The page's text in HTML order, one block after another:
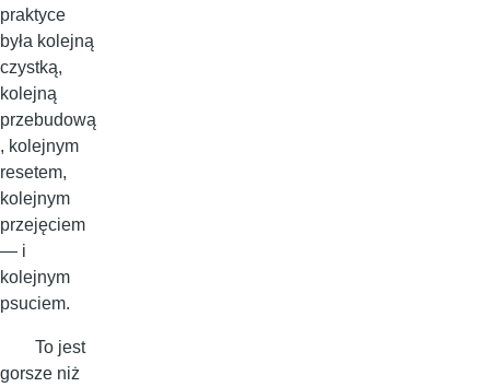
praktyce
była kolejną
czystką,
kolejną
przebudową
, kolejnym
resetem,
kolejnym
przejęciem
— i
kolejnym
psuciem.
To jest
gorsze niż